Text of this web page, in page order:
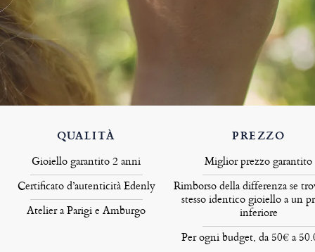
QUALITÀ
Gioiello garantito 2 anni
Certificato d’autenticità Edenly
Atelier a Parigi e Amburgo
PREZZO
Miglior prezzo garantito
Rimborso della differenza se
stesso identico gioiello a un
inferiore
Per ogni budget, da 50€ a